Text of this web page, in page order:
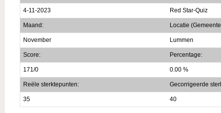
4-11-2023 Red Star-Quiz
Maand: Locatie
November Lummen
Score: Percentage:
171/0 0.00 %
Reële sterktepunten: Gecorrigeerde
35 40